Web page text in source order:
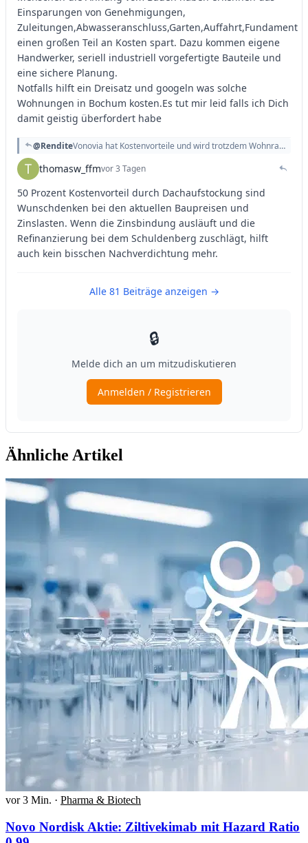
Ähnliche Artikel
vor 3 Min. · Pharma & Biotech
Novo Nordisk Aktie: Ziltivekimab mit Hazard Ratio